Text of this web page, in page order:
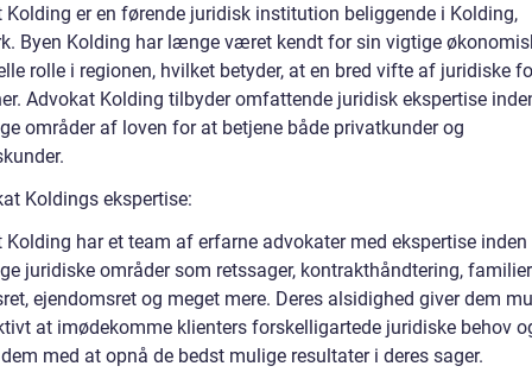
Kolding er en førende juridisk institution beliggende i Kolding,
Byen Kolding har længe været kendt for sin vigtige
rolle i regionen, hvilket betyder, at en bred vifte af juridiske
Advokat Kolding tilbyder omfattende juridisk ekspertise
områder af loven for at betjene både privatkunder og
Koldings ekspertise:
Kolding har et team af erfarne advokater med ekspertise
juridiske områder som retssager, kontrakthåndtering,
ejendomsret og meget mere. Deres alsidighed giver dem
at imødekomme klienters forskelligartede juridiske behov
med at opnå de bedst mulige resultater i deres sager.